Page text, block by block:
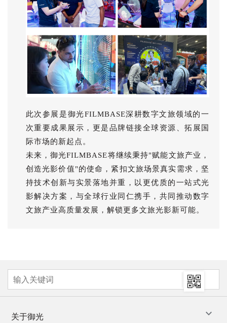
此次参展是御光FILMBASE深耕数字文旅领域的一
次重要成果展示，更是品牌链接全球资源、拓展国
际市场的新起点。
未来，御光FILMBASE将继续秉持"赋能文旅产业，
创造光影价值"的使命，紧扣文旅场景真实需求，坚
持技术创新与实景落地并重，以更优质的一站式光
影解决方案，与全球行业同仁携手，共同推动数字
文旅产业高质量发展，解锁更多文旅光影新可能。
关于御光